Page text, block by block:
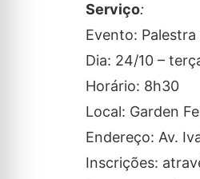
Serviço:
Evento:
Dia: 24/10 –
Horário: 8h30
Local: Garden
Endereço: Av.
Inscrições: